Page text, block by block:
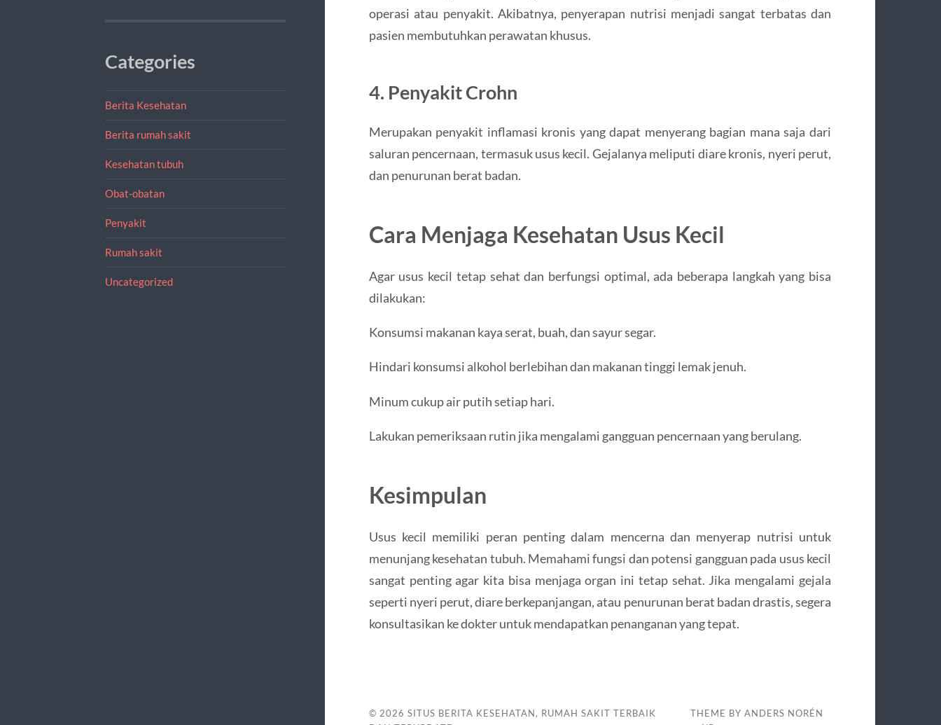
Categories
Berita Kesehatan
Berita rumah sakit
Kesehatan tubuh
Obat-obatan
Penyakit
Rumah sakit
Uncategorized
operasi atau penyakit. Akibatnya, penyerapan nutrisi menjadi sangat terbatas dan
pasien membutuhkan perawatan khusus.
4. Penyakit Crohn
Merupakan penyakit inflamasi kronis yang dapat menyerang bagian mana saja dari
saluran pencernaan, termasuk usus kecil. Gejalanya meliputi diare kronis, nyeri perut,
dan penurunan berat badan.
Cara Menjaga Kesehatan Usus Kecil
Agar usus kecil tetap sehat dan berfungsi optimal, ada beberapa langkah yang bisa
dilakukan:
Konsumsi makanan kaya serat, buah, dan sayur segar.
Hindari konsumsi alkohol berlebihan dan makanan tinggi lemak jenuh.
Minum cukup air putih setiap hari.
Lakukan pemeriksaan rutin jika mengalami gangguan pencernaan yang berulang.
Kesimpulan
Usus kecil memiliki peran penting dalam mencerna dan menyerap nutrisi untuk
menunjang kesehatan tubuh. Memahami fungsi dan potensi gangguan pada usus kecil
sangat penting agar kita bisa menjaga organ ini tetap sehat. Jika mengalami gejala
seperti nyeri perut, diare berkepanjangan, atau penurunan berat badan drastis, segera
konsultasikan ke dokter untuk mendapatkan penanganan yang tepat.
© 2026 SITUS BERITA KESEHATAN, RUMAH SAKIT TERBAIK
THEME BYANDERS NORÉN